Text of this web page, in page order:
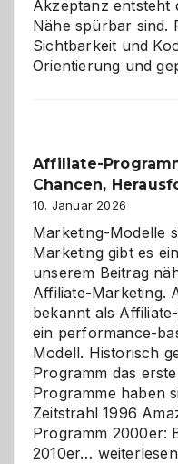
Akzeptanz entsteht
Nähe spürbar sind.
Sichtbarkeit und
Orientierung und
Affiliate-
Chancen,
10. Januar 2026
Marketing-Modelle
Marketing gibt es
unserem Beitrag
Affiliate-Marketing.
bekannt als
ein performance-
Modell. Historisch
Programm das
Programme haben
Zeitstrahl 1996
Programm 2000er:
2010er… Affiliate-
weiterlesen